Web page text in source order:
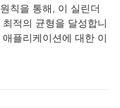
칙을 통해, 이 실린더
적의 균형을 달성합니
플리케이션에 대한 이